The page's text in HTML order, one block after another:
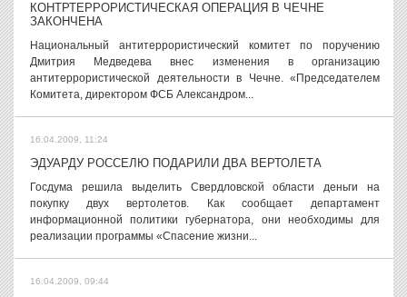
КОНТРТЕРРОРИСТИЧЕСКАЯ ОПЕРАЦИЯ В ЧЕЧНЕ
ЗАКОНЧЕНА
Национальный антитеррористический комитет по поручению
Дмитрия Медведева внес изменения в организацию
антитеррористической деятельности в Чечне. «Председателем
Комитета, директором ФСБ Александром...
16.04.2009, 11:24
ЭДУАРДУ РОССЕЛЮ ПОДАРИЛИ ДВА ВЕРТОЛЕТА
Госдума решила выделить Свердловской области деньги на
покупку двух вертолетов. Как сообщает департамент
информационной политики губернатора, они необходимы для
реализации программы «Спасение жизни...
16.04.2009, 09:44